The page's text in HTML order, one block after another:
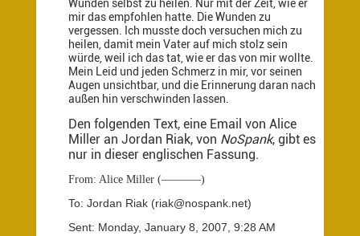
Wunden selbst zu heilen. Nur mit der Zeit, wie er
mir das empfohlen hatte. Die Wunden zu
vergessen. Ich musste doch versuchen mich zu
heilen, damit mein Vater auf mich stolz sein
würde, weil ich das tat, wie er das von mir wollte.
Mein Leid und jeden Schmerz in mir, vor seinen
Augen unsichtbar, und die Erinnerung daran nach
außen hin verschwinden lassen.
Den folgenden Text, eine Email von Alice
Miller an Jordan Riak, von NoSpank, gibt es
nur in dieser englischen Fassung.
From: Alice Miller (———–)
To: Jordan Riak (riak@nospank.net)
Sent: Monday, January 8, 2007, 9:28 AM